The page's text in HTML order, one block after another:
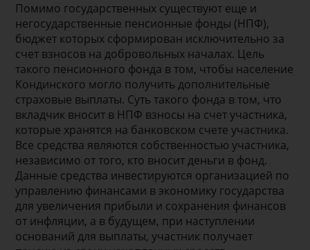
Помимо государственных существуют еще и
негосударственные пенсионные фонды (НПФ),
бюджет которых сформирован исключительно за
счет взносов на добровольных началах. Цель
такого пенсионного фонда в том, чтобы население
Кондинского могло получить дополнительные
страховые выплаты. Суть такого фонда в том, что
вкладчик вносит в НПФ взносы на счет участника,
которые хранятся на банковском счете участника.
Все средства являются собственностью участника,
независимо от того, кто вносит деньги в фонд.
Данные средства инвестируются организацией по
управлению финансами в экономику государства
для увеличения прибыли и сохранения финансов
от инфляции, а в будущем, при наступлении
оснований для выплаты, участник получает